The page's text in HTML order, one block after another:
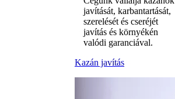
javítását, karbantartását,
szerelését és cseréjét
javítás és környékén
valódi garanciával.
Kazán javítás